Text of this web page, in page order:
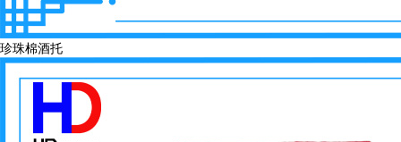
珍珠棉酒托